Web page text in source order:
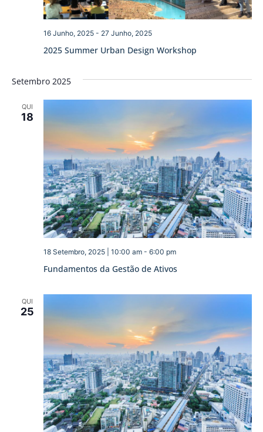
2025 Summer Urban Design Workshop
16 Junho, 2025- 27 Junho, 2025
Setembro 2025
QUI
18
Fundamentos da Gestão de Ativos
18 Setembro, 2025 | 10:00 am- 6:00 pm
QUI
25